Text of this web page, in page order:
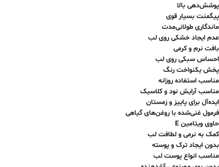
پوشش‌دهی بالا
پیگمنت بسیار قوی
ماندگاری طولانی‌مدت
عدم ایجاد خشکی روی لب
بافت نرم و کرمی
احساس سبکی روی لب
پخش یکنواخت رنگ
مناسب استفاده روزانه
مناسب آرایش نود و کلاسیک
ایده‌آل برای پاییز و زمستان
فرمول غنی‌شده با روغن‌های گیاهی
حاوی ویتامین E
کمک به نرمی و لطافت لب
بدون ایجاد ترک و پوسته
مناسب انواع پوست لب